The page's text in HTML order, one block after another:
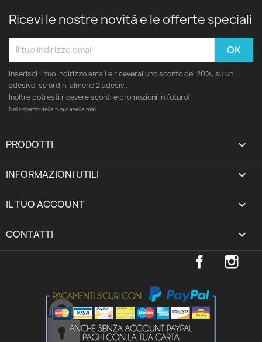
Ricevi le nostre novità e le offerte speciali
Inserisci il tuo indirizzo email e riceverai uno sconto del 20%, su un
adesivo, se ordini almeno 2 adesivi.
Inoltre potresti ricevere sconti e promozioni in futuro!
Nel rispetto della tua casella mail
PRODOTTI 
INFORMAZIONI UTILI 
IL TUO ACCOUNT expand_more
CONTATTI keyboard_arrow_down
Facebook